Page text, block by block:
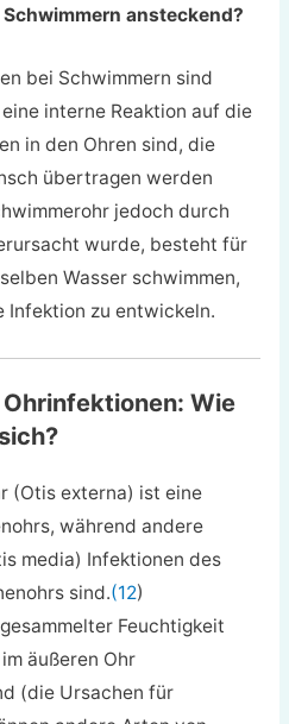
ansteckend?
bei Schwimmern sind
interne Reaktion auf die
in den Ohren sind, die
übertragen werden
jedoch durch
wurde, besteht für
Wasser schwimmen,
Infektion zu entwickeln.
Wie
(Otis externa) ist eine
während andere
media) Infektionen des
sind.(12)
Feuchtigkeit
äußeren Ohr
(die Ursachen für